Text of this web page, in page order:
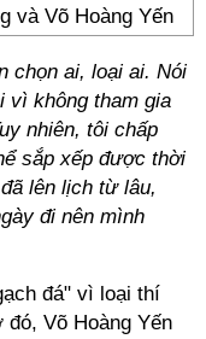
và Võ Hoàng Yến
chọn ai, loại ai. Nói
vì không tham gia
nhiên, tôi chấp
sắp xếp được thời
lên lịch từ lâu,
đi nên mình
đá" vì loại thí
Võ Hoàng Yến